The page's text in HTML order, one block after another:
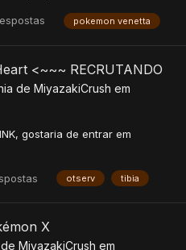
pokemon venetta
<~~~ RECRUTANDO
de MiyazakiCrush em
gostaria de entrar em
otserv tibia
X
de MiyazakiCrush em